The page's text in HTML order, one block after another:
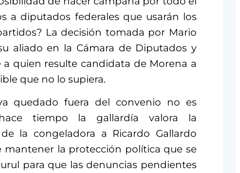
a diputados federales que usarán los
La decisión tomada por Mario
aliado en la Cámara de Diputados y
quien resulte candidata de Morena a
que no lo supiera.
quedado fuera del convenio no es
tiempo la gallardía valora la
la congeladora a Ricardo Gallardo
mantener la protección política que se
para que las denuncias pendientes